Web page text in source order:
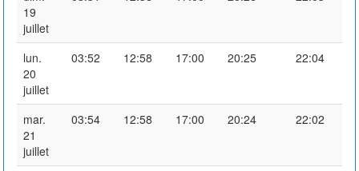
19
juillet
lun.
20
juillet
03:52 12:58 17:00 20:25 22:04
mar.
21
juillet
03:54 12:58 17:00 20:24 22:02